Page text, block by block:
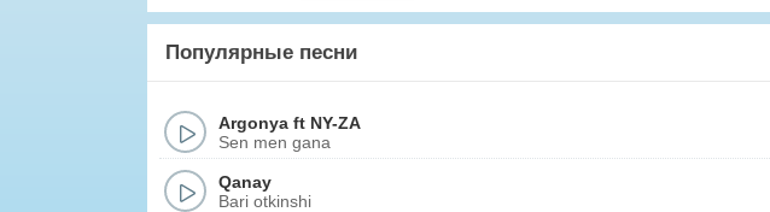
Популярные песни
Argonya ft NY-ZA
Sen men gana
Qanay
Bari otkinshi